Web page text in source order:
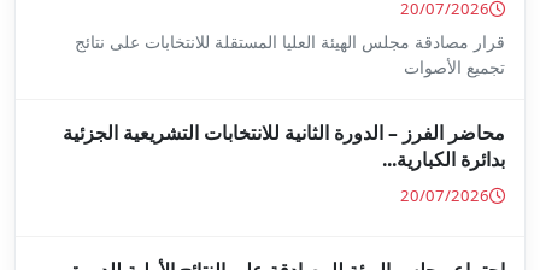
المستقلة للانتخابات على نتائج
للانتخابات التشريعية الجزئية